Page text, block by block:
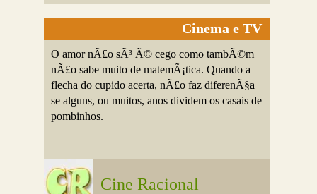
Cinema e TV
O amor nÃ£o sÃ³ Ã© cego como tambÃ©m
nÃ£o sabe muito de matemÃ¡tica. Quando a
flecha do cupido acerta, nÃ£o faz diferenÃ§a
se alguns, ou muitos, anos dividem os casais de
pombinhos.
Cine Racional